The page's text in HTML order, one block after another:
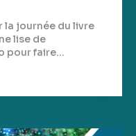
la journée du livre
lise de
pour faire...